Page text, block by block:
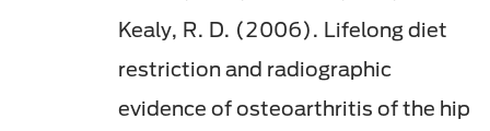
Kealy, R. D. (2006). Lifelong diet
restriction and radiographic
evidence of osteoarthritis of the hip